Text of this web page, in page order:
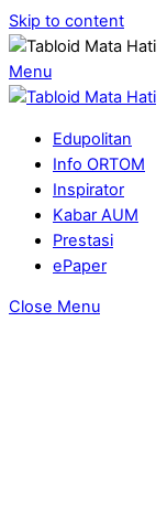
Skip to content
Menu
Edupolitan
Info ORTOM
Inspirator
Kabar AUM
Prestasi
ePaper
Close Menu